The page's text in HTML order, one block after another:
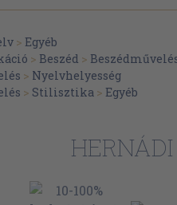
> Egyéb
> Beszéd >
> Nyelvhelyesség
> Stilisztika > Egyéb